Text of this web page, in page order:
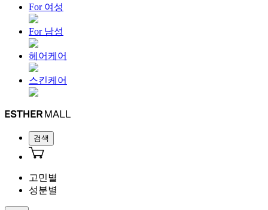
For 여성
For 남성
헤어케어
스킨케어
검색
고민별
성분별